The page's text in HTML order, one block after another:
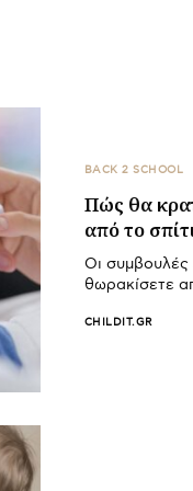
BACK 2 SCHOOL
Πώς θα
από το
Οι συμβουλές
θωρακίσετε
CHILDIT.GR